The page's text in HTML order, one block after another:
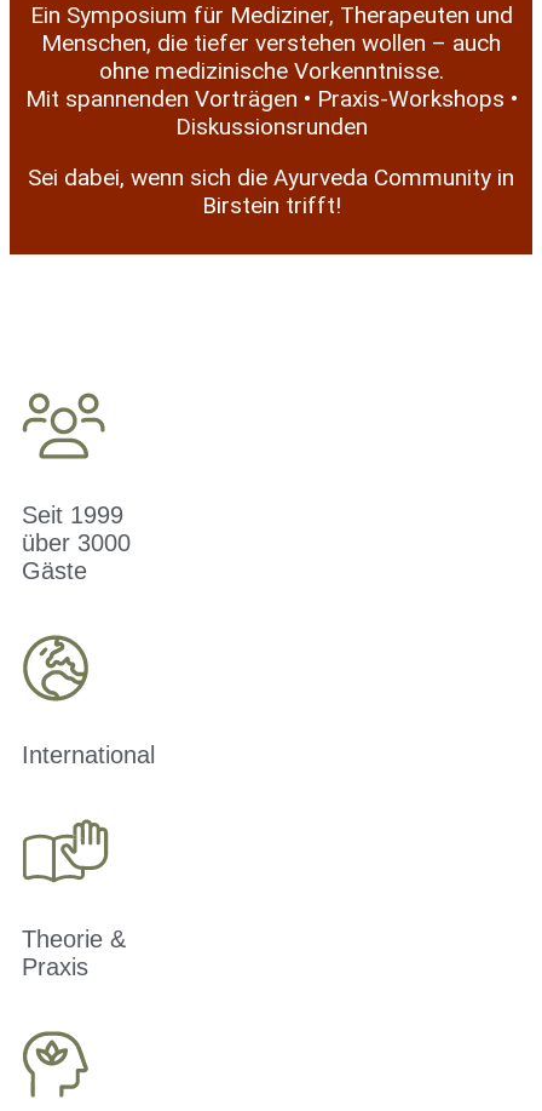
Ein Symposium für Mediziner, Therapeuten und
Menschen, die tiefer verstehen wollen – auch
ohne medizinische Vorkenntnisse.
Mit spannenden Vorträgen • Praxis-Workshops •
Diskussionsrunden
Sei dabei, wenn sich die Ayurveda Community in
Birstein trifft!
Seit 1999
über 3000
Gäste
International
Theorie &
Praxis